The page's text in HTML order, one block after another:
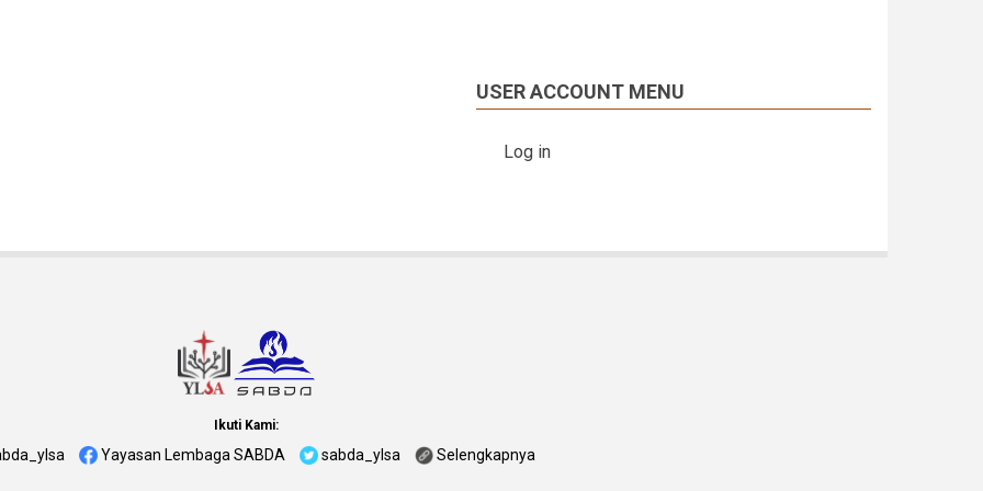
USER ACCOUNT MENU
Log in
Ikuti Kami:
Yayasan Lembaga SABDA sabda_ylsa Selengkapnya